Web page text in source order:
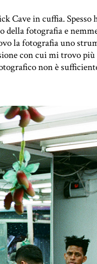
Cave in cuffia.
della fotografia e
la fotografia uno
con cui mi trovo
non è